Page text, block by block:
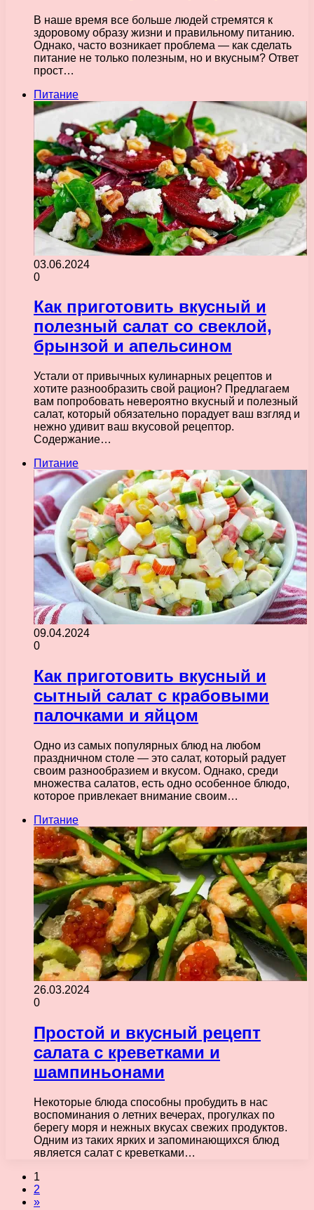
В наше время все больше людей стремятся к
здоровому образу жизни и правильному питанию.
Однако, часто возникает проблема — как сделать
питание не только полезным, но и вкусным? Ответ
прост…
Питание
03.06.2024
0
Как приготовить вкусный и
полезный салат со свеклой,
брынзой и апельсином
Устали от привычных кулинарных рецептов и
хотите разнообразить свой рацион? Предлагаем
вам попробовать невероятно вкусный и полезный
салат, который обязательно порадует ваш взгляд и
нежно удивит ваш вкусовой рецептор.
Содержание…
Питание
09.04.2024
0
Как приготовить вкусный и
сытный салат с крабовыми
палочками и яйцом
Одно из самых популярных блюд на любом
праздничном столе — это салат, который радует
своим разнообразием и вкусом. Однако, среди
множества салатов, есть одно особенное блюдо,
которое привлекает внимание своим…
Питание
26.03.2024
0
Простой и вкусный рецепт
салата с креветками и
шампиньонами
Некоторые блюда способны пробудить в нас
воспоминания о летних вечерах, прогулках по
берегу моря и нежных вкусах свежих продуктов.
Одним из таких ярких и запоминающихся блюд
является салат с креветками…
1
2
»